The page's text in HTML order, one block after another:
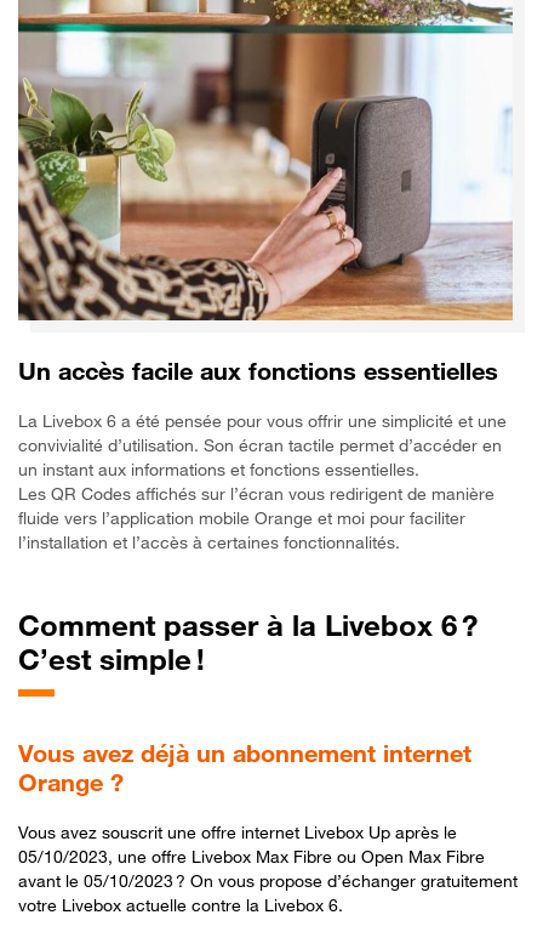
Un accès facile aux fonctions essentielles
La Livebox 6 a été pensée pour vous offrir une simplicité et une
convivialité d’utilisation. Son écran tactile permet d’accéder en
un instant aux informations et fonctions essentielles.
Les QR Codes affichés sur l’écran vous redirigent de manière
fluide vers l’application mobile Orange et moi pour faciliter
l’installation et l’accès à certaines fonctionnalités.
Comment passer à la Livebox 6 ?
C’est simple !
Vous avez déjà un abonnement internet
Orange ?
Vous avez souscrit une offre internet Livebox Up après le
05/10/2023, une offre Livebox Max Fibre ou Open Max Fibre
avant le 05/10/2023 ? On vous propose d’échanger gratuitement
votre Livebox actuelle contre la Livebox 6.